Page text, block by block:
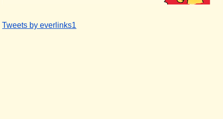
Tweets by everlinks1